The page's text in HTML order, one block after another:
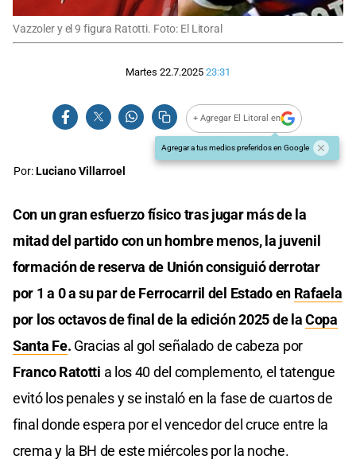
Vazzoler y el 9 figura Ratotti. Foto: El Litoral
Martes 22.7.2025 23:31
+ Agregar El Litoral en
Agregar a tus medios preferidos en Google
Por:Luciano Villarroel
Con un gran esfuerzo físico tras jugar más de la
mitad del partido con un hombre menos, la juvenil
formación de reserva de Unión consiguió derrotar
por 1 a 0 a su par de Ferrocarril del Estado en Rafaela
por los octavos de final de la edición 2025 de laCopa
Santa Fe. Gracias al gol señalado de cabeza por
Franco Ratotti a los 40 del complemento, el tatengue
evitó los penales y se instaló en la fase de cuartos de
final donde espera por el vencedor del cruce entre la
crema y la BH de este miércoles por la noche.